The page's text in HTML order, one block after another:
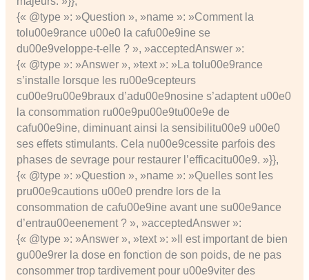
{« @type »: »Question », »name »: »Comment la
tolu00e9rance u00e0 la cafu00e9ine se
du00e9veloppe-t-elle ? », »acceptedAnswer »:
{« @type »: »Answer », »text »: »La tolu00e9rance
s’installe lorsque les ru00e9cepteurs
cu00e9ru00e9braux d’adu00e9nosine s’adaptent u00e0
la consommation ru00e9pu00e9tu00e9e de
cafu00e9ine, diminuant ainsi la sensibilitu00e9 u00e0
ses effets stimulants. Cela nu00e9cessite parfois des
phases de sevrage pour restaurer l’efficacitu00e9. »}},
{« @type »: »Question », »name »: »Quelles sont les
pru00e9cautions u00e0 prendre lors de la
consommation de cafu00e9ine avant une su00e9ance
d’entrau00eenement ? », »acceptedAnswer »:
{« @type »: »Answer », »text »: »Il est important de bien
gu00e9rer la dose en fonction de son poids, de ne pas
consommer trop tardivement pour u00e9viter des